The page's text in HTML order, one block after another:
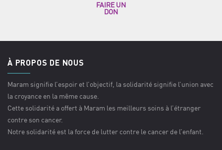
FAIRE UN
DON
À PROPOS DE NOUS
Maram signifie l’espoir et l’objectif, la solidarité signifie l’union avec
la croyance en la même cause.
Cette solidarité a offert à Maram les meilleurs soins à l’étranger
contre son cancer.
Notre solidarité est la force de lutter contre le cancer de l’enfant.